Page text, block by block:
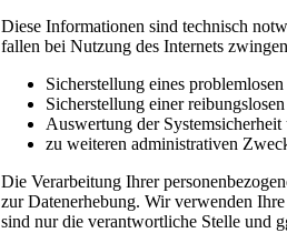
Diese Informationen sind technisch
fallen bei Nutzung des Internets
Sicherstellung eines
Sicherstellung einer
Auswertung der
zu weiteren administrativen
Die Verarbeitung Ihrer
zur Datenerhebung. Wir verwenden
sind nur die verantwortliche Stelle und